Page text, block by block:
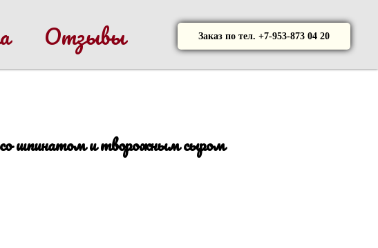
Отзывы Заказ по тел. +7-953-873 04 20
шпинатом и творожным сыром